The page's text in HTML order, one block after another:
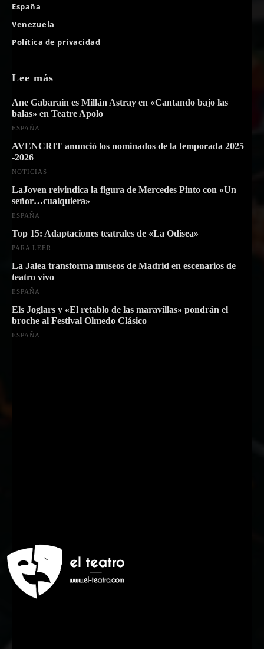
España
Venezuela
Política de privacidad
Lee más
Ane Gabarain es Millán Astray en «Cantando bajo las
balas» en Teatre Apolo
ESPAÑA
AVENCRIT anunció los nominados de la temporada 2025
-2026
NOTICIAS
LaJoven reivindica la figura de Mercedes Pinto con «Un
señor…cualquiera»
ESPAÑA
Top 15: Adaptaciones teatrales de «La Odisea»
PARA LEER
La Jalea transforma museos de Madrid en escenarios de
teatro vivo
ESPAÑA
Els Joglars y «El retablo de las maravillas» pondrán el
broche al Festival Olmedo Clásico
ESPAÑA